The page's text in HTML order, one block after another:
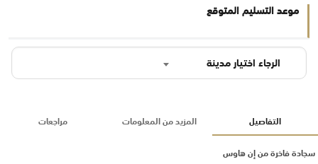
موعد التسليم المتوقع
الرجاء اختيار مدينة
التفاصيل
سجادة فاخرة من إن هاوس
المزيد من المعلومات مراجعات